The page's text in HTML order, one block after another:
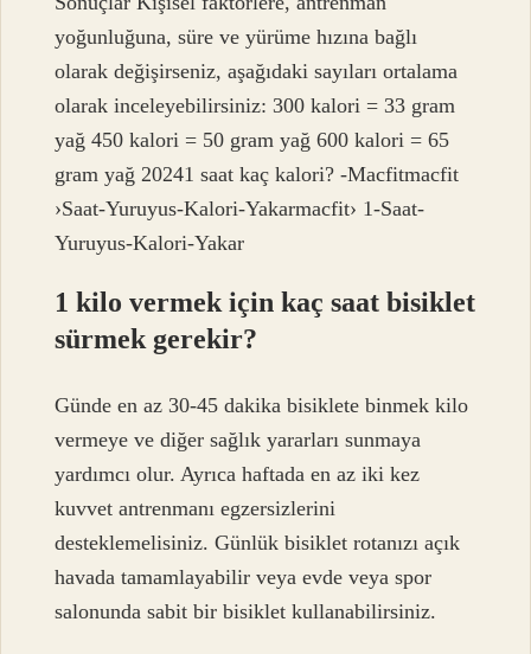
yoğunluğuna, süre ve yürüme hızına bağlı
olarak değişirseniz, aşağıdaki sayıları ortalama
olarak inceleyebilirsiniz: 300 kalori = 33 gram
yağ 450 kalori = 50 gram yağ 600 kalori = 65
gram yağ 20241 saat kaç kalori? -Macfitmacfit
›Saat-Yuruyus-Kalori-Yakarmacfit› 1-Saat-
Yuruyus-Kalori-Yakar
1 kilo vermek için kaç saat bisiklet
sürmek gerekir?
Günde en az 30-45 dakika bisiklete binmek kilo
vermeye ve diğer sağlık yararları sunmaya
yardımcı olur. Ayrıca haftada en az iki kez
kuvvet antrenmanı egzersizlerini
desteklemelisiniz. Günlük bisiklet rotanızı açık
havada tamamlayabilir veya evde veya spor
salonunda sabit bir bisiklet kullanabilirsiniz.